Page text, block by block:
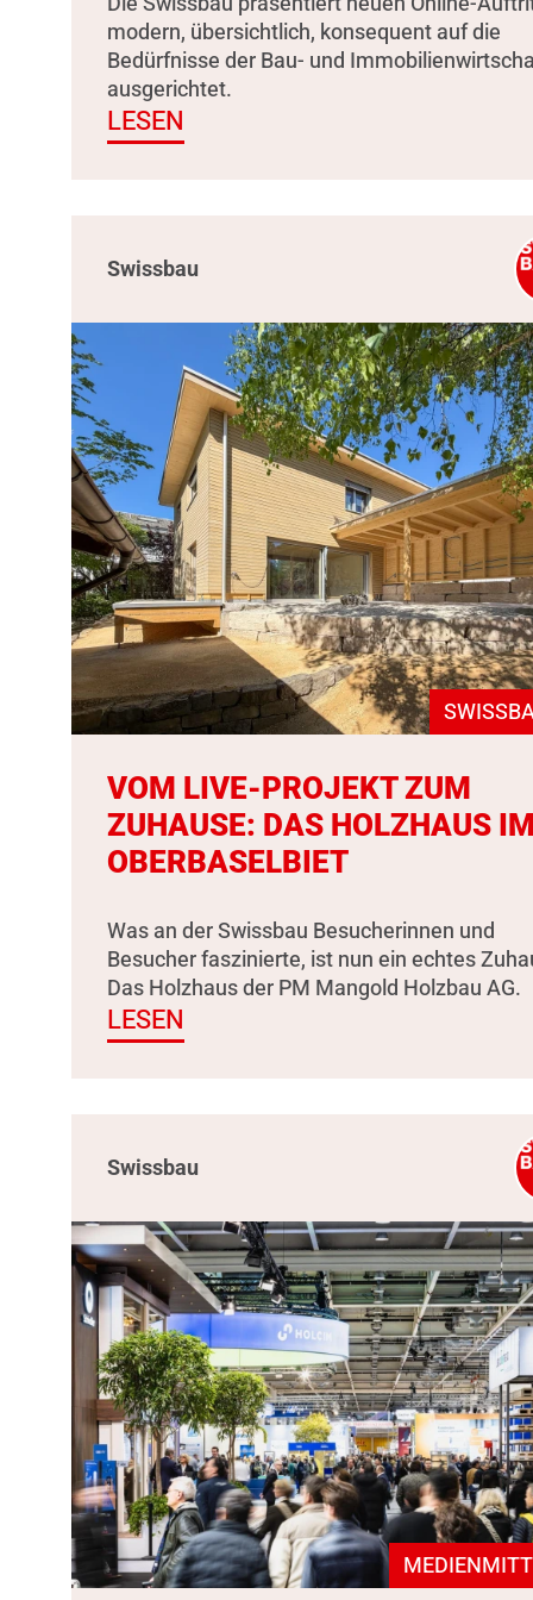
modern, übersichtlich, konsequent auf die
Bedürfnisse der Bau- und
ausgerichtet.
LESEN
Swissbau
VOM LIVE-PROJEKT ZUM
ZUHAUSE: DAS HOLZHAUS
OBERBASELBIET
Was an der Swissbau Besucherinnen und
Besucher faszinierte, ist nun ein echtes
Das Holzhaus der PM Mangold Holzbau AG.
LESEN
Swissbau